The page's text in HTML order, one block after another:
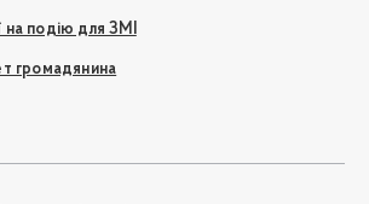
на подію для ЗМІ
громадянина